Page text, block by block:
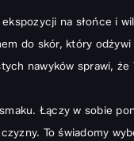
na słońce i
do skór, który odżywi
nawyków sprawi, że
Łączy w sobie
To świadomy